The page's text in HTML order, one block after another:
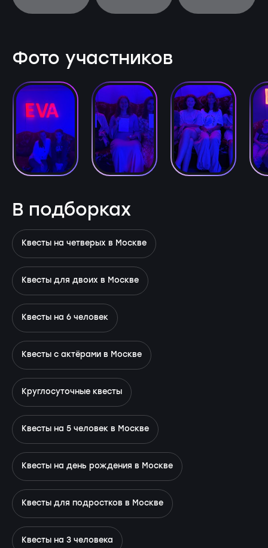
Фото участников
В подборках
Квесты на четверых в Москве
Квесты для двоих в Москве
Квесты на 6 человек
Квесты с актёрами в Москве
Круглосуточные квесты
Квесты на 5 человек в Москве
Квесты на день рождения в Москве
Квесты для подростков в Москве
Квесты на 3 человека